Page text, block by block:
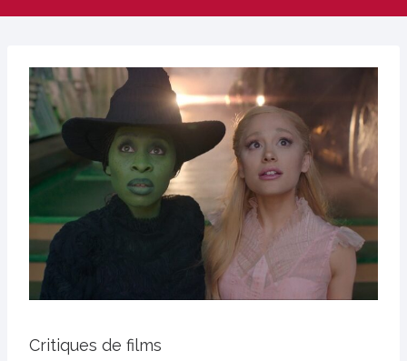
Critiques de films